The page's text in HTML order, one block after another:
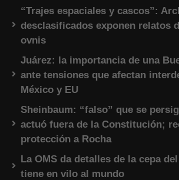
“Trajes espaciales y cascos”:
desclasificados exponen relatos
ovnis
Juárez: la importancia de una
ante tensiones que afectan
México y EU
Sheinbaum: “falso” que se
actuó fuera de la Constitución;
protección a Rocha
La OMS da detalles de la cepa
tiene en vilo al mundo